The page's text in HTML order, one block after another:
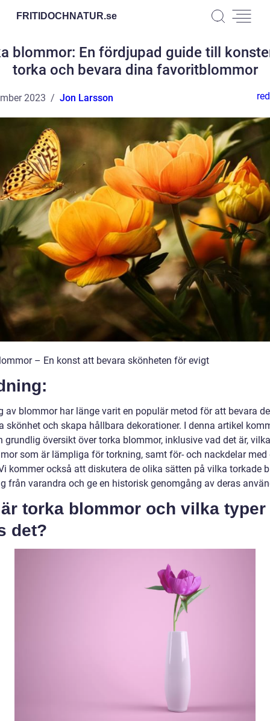
FRITIDOCHNATUR.se
blommor: En fördjupad guide till
torka och bevara dina favoritblommor
2023 Jon Larsson
– En konst att bevara skönheten för evigt
av blommor har länge varit en populär metod för att bevara
skönhet och skapa hållbara dekorationer. I denna artikel
grundlig översikt över torka blommor, inklusive vad det är,
som är lämpliga för torkning, samt för- och nackdelar med
kommer också att diskutera de olika sätten på vilka torkade
från varandra och ge en historisk genomgång av deras
är torka blommor och vilka typer
det?